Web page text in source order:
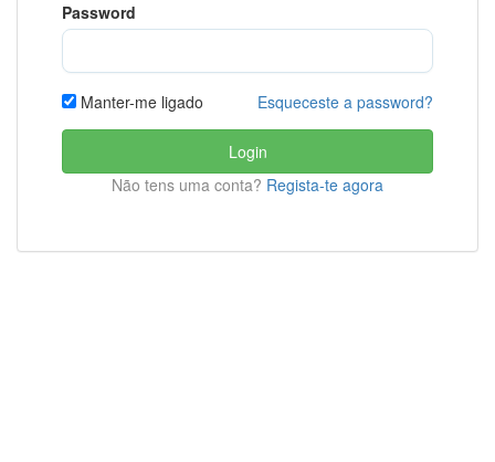
Password
Manter-me ligado Esqueceste a password?
Login
Não tens uma conta? Regista-te agora